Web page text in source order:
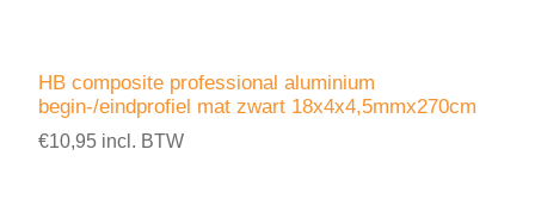
HB composite professional aluminium
begin-/eindprofiel mat zwart 18x4x4,5mmx270cm
€10,95 incl. BTW